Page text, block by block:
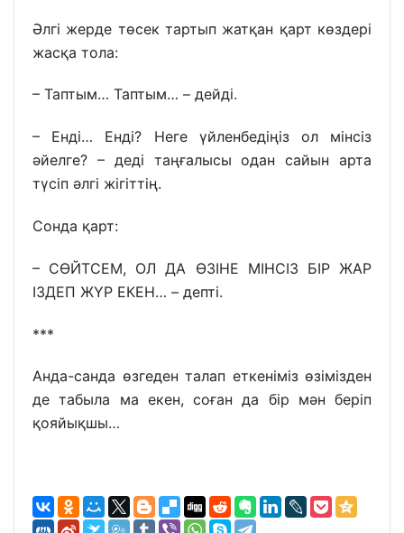
Әлгі жерде төсек тартып жатқан қарт көздері
жасқа тола:
– Таптым… Таптым… – дейді.
– Енді… Енді? Неге үйленбедіңіз ол мінсіз
әйелге? – деді таңғалысы одан сайын арта
түсіп әлгі жігіттің.
Сонда қарт:
– СӨЙТСЕМ, ОЛ ДА ӨЗІНЕ МІНСІЗ БІР ЖАР
ІЗДЕП ЖҮР ЕКЕН… – депті.
***
Анда-санда өзгеден талап еткеніміз өзімізден
де табыла ма екен, соған да бір мән беріп
қояйықшы…